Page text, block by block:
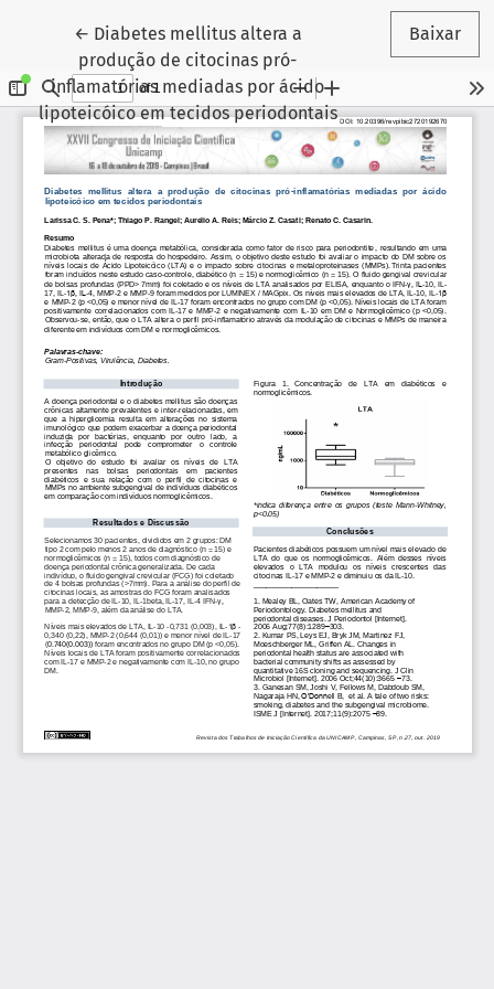
← Voltar aos Detalhes do Artigo
Diabetes mellitus altera a
produção de citocinas pró-
inflamatórias mediadas por ácido
lipoteicóico em tecidos periodontais
Baixar